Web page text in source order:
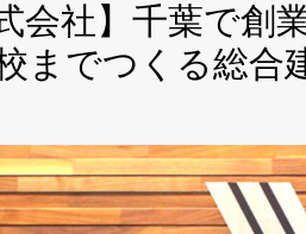
会社】千葉で創
までつくる総合